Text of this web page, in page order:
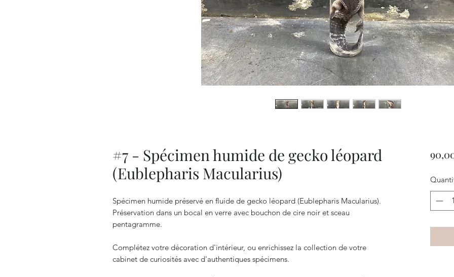
#7 - Spécimen humide de gecko léopard
(Eublepharis Macularius)
Spécimen humide préservé en fluide de gecko léopard (Eublepharis Macularius).
Préservation dans un bocal en verre avec bouchon de cire noir et sceau
pentagramme.
Complétez votre décoration d'intérieur, ou enrichissez la collection de votre
cabinet de curiosités avec d'authentiques spécimens.